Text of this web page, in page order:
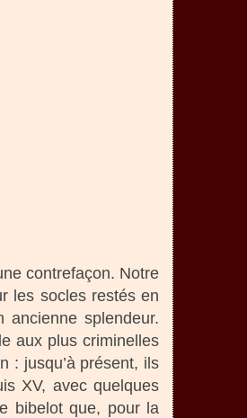
contrefaçon. Notre
les socles restés en
splendeur.
aux plus criminelles
: jusqu’à présent, ils
XV, avec quelques
bibelot que, pour la